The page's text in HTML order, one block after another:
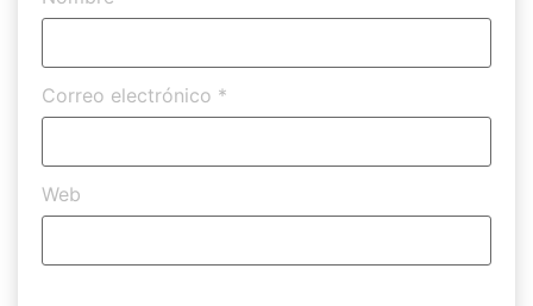
Correo electrónico *
Web